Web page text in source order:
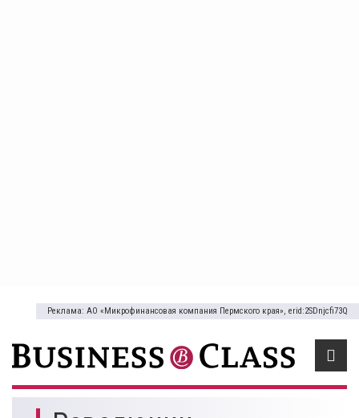
Реклама: АО «Микрофинансовая компания Пермского края», erid:2SDnjcfi73Q